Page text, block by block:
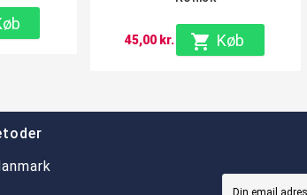
45,00 kr.  Køb